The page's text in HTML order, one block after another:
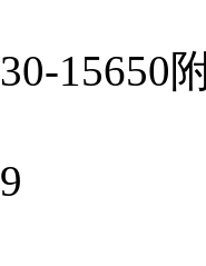
15650